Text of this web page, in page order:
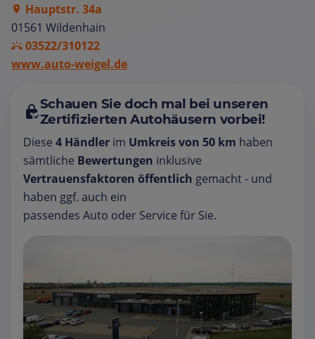
Hauptstr. 34a
01561 Wildenhain
03522/310122
www.auto-weigel.de
Schauen Sie doch mal bei unseren
Zertifizierten Autohäusern vorbei!
Diese 4 Händler im Umkreis von 50 km haben
sämtliche Bewertungen inklusive
Vertrauensfaktoren öffentlich gemacht - und
haben ggf. auch ein
passendes Auto oder Service für Sie.